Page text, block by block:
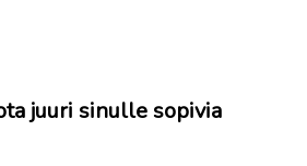
Pohjanmaa
juuri sinulle sopivia